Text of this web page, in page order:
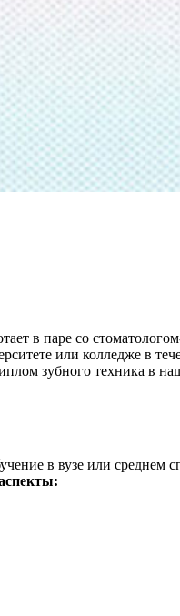
в паре со
или колледже в
зубного техника в
в вузе или среднем